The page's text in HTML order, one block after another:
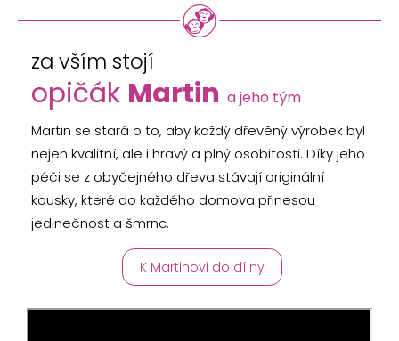
za vším stojí
opičák Martin a jeho tým
Martin se stará o to, aby každý dřevěný výrobek byl
nejen kvalitní, ale i hravý a plný osobitosti. Díky jeho
péči se z obyčejného dřeva stávají originální
kousky, které do každého domova přinesou
jedinečnost a šmrnc.
K Martinovi do dílny